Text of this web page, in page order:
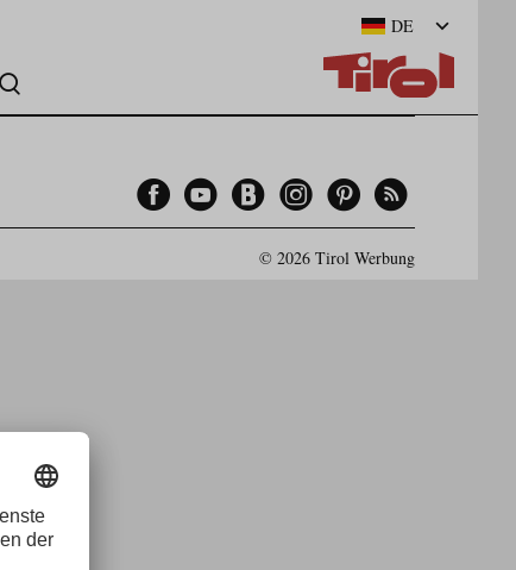
DE
FacebookYouTubeBloggerInstagramPinterest
Feed
© 2026 Tirol Werbung